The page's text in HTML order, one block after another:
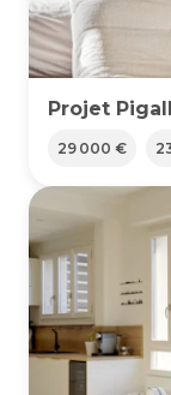
Projet
29 000 €